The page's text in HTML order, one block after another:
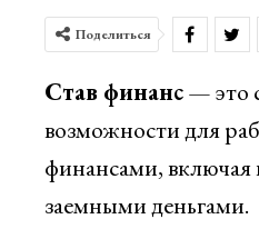
Поделиться
Став финанс— это
возможности для
финансами, включая
заемными деньгами.